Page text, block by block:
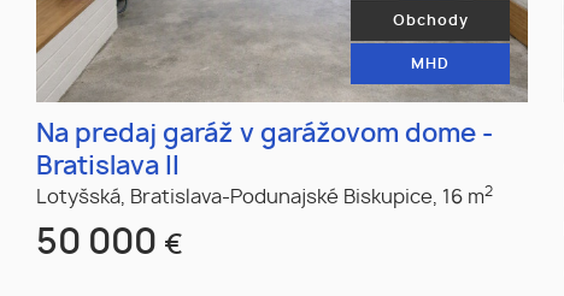
Obchody
MHD
Na predaj garáž v garážovom dome -
Bratislava II
Lotyšská, Bratislava-Podunajské Biskupice, 16 m2
50 000 €